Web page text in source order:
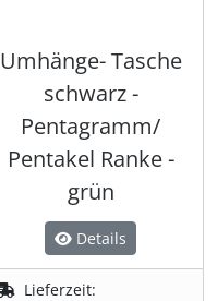
Umhänge- Tasche
schwarz -
Pentagramm/
Pentakel Ranke -
grün
Details
Lieferzeit: